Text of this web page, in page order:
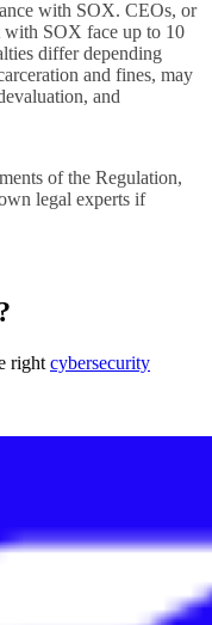
with SOX. CEOs, or
with SOX face up to 10
differ depending
and fines, may
and
of the Regulation,
legal experts if
right cybersecurity